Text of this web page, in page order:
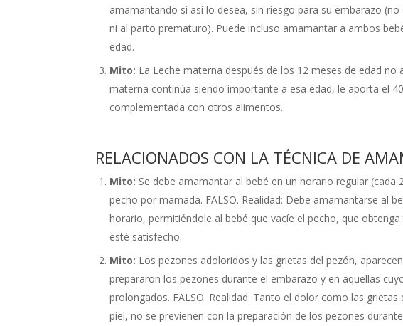
amamantando si así lo desea, sin riesgo para su embarazo
ni al parto prematuro). Puede incluso amamantar a ambos
edad.
Mito: La Leche materna después de los 12 meses de edad no
materna continúa siendo importante a esa edad, le aporta el
complementada con otros alimentos.
RELACIONADOS CON LA TÉCNICA DE
Mito: Se debe amamantar al bebé en un horario regular
pecho por mamada. FALSO. Realidad: Debe amamantarse al
horario, permitiéndole al bebé que vacíe el pecho, que
esté satisfecho.
Mito: Los pezones adoloridos y las grietas del pezón,
prepararon los pezones durante el embarazo y en aquellas
prolongados. FALSO. Realidad: Tanto el dolor como las
piel, no se previenen con la preparación de los pezones